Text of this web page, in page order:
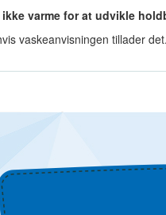
varme for at udvikle
vaskeanvisningen tillader det.